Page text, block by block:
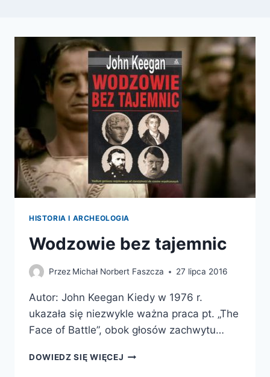
HISTORIA I ARCHEOLOGIA
Wodzowie bez tajemnic
Przez Michał Norbert Faszcza 27 lipca 2016
Autor: John Keegan Kiedy w 1976 r.
ukazała się niezwykle ważna praca pt. „The
Face of Battle”, obok głosów zachwytu…
DOWIEDZ SIĘ WIĘCEJ WODZOWIE